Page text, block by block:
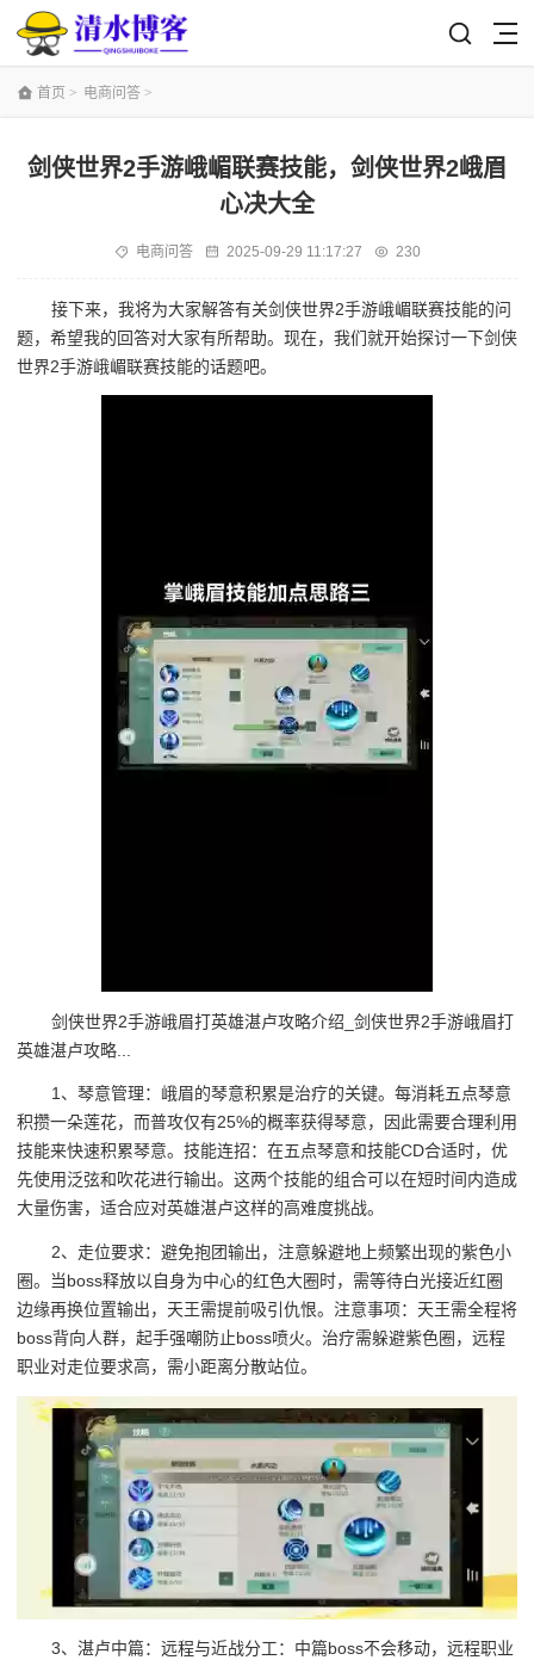
首页 > 电商问答 >
剑侠世界2手游峨嵋联赛技能，剑侠世界2峨眉
心决大全
电商问答 2025-09-29 11:17:27 230
接下来，我将为大家解答有关剑侠世界2手游峨嵋联赛技能的问
题，希望我的回答对大家有所帮助。现在，我们就开始探讨一下剑侠
世界2手游峨嵋联赛技能的话题吧。
剑侠世界2手游峨眉打英雄湛卢攻略介绍_剑侠世界2手游峨眉打
英雄湛卢攻略...
1、琴意管理：峨眉的琴意积累是治疗的关键。每消耗五点琴意
积攒一朵莲花，而普攻仅有25%的概率获得琴意，因此需要合理利用
技能来快速积累琴意。技能连招：在五点琴意和技能CD合适时，优
先使用泛弦和吹花进行输出。这两个技能的组合可以在短时间内造成
大量伤害，适合应对英雄湛卢这样的高难度挑战。
2、走位要求：避免抱团输出，注意躲避地上频繁出现的紫色小
圈。当boss释放以自身为中心的红色大圈时，需等待白光接近红圈
边缘再换位置输出，天王需提前吸引仇恨。注意事项：天王需全程将
boss背向人群，起手强嘲防止boss喷火。治疗需躲避紫色圈，远程
职业对走位要求高，需小距离分散站位。
3、湛卢中篇：远程与近战分工：中篇boss不会移动，远程职业